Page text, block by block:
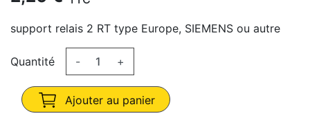
support relais 2 RT type Europe, SIEMENS ou autre
Quantité - +
Ajouter au panier